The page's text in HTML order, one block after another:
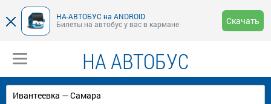
НА-АВТОБУС на ANDROID
Билеты на автобус у вас в кармане
Скачать
НА АВТОБУС